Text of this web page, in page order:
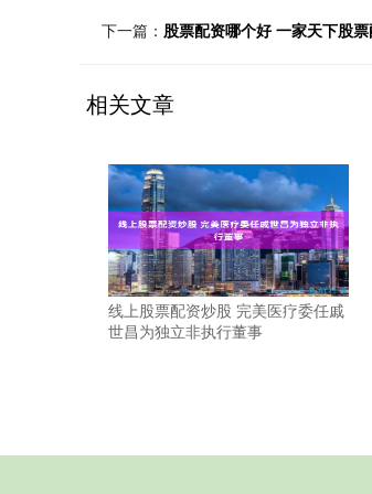
下一篇： 股票配资哪个好 一家天下股
相关文章
线上股票配资炒股 完美医疗委任戚
世昌为独立非执行董事